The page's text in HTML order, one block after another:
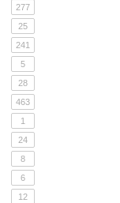
277
25
241
5
28
463
1
24
8
6
12